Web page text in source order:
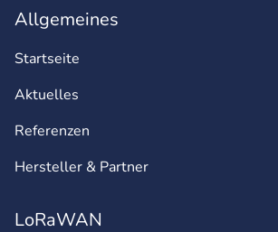
Allgemeines
Startseite
Aktuelles
Referenzen
Hersteller & Partner
LoRaWAN